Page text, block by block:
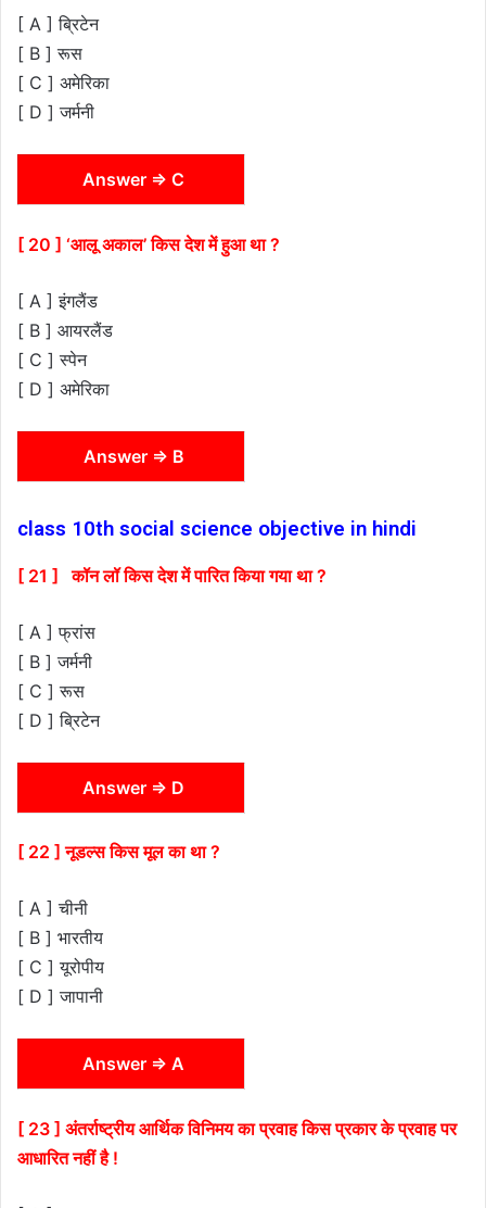
[ A ] ब्रिटेन
[ B ] रूस
[ C ] अमेरिका
[ D ] जर्मनी
Answer ⇒ C
[ 20 ] ‘आलू अकाल’ किस देश में हुआ था ?
[ A ] इंगलैंड
[ B ] आयरलैंड
[ C ] स्पेन
[ D ] अमेरिका
Answer ⇒ B
class 10th social science objective in hindi
[ 21 ] कॉन लॉ किस देश में पारित किया गया था ?
[ A ] फ्रांस
[ B ] जर्मनी
[ C ] रूस
[ D ] ब्रिटेन
Answer ⇒ D
[ 22 ] नूडल्स किस मूल का था ?
[ A ] चीनी
[ B ] भारतीय
[ C ] यूरोपीय
[ D ] जापानी
Answer ⇒ A
[ 23 ] अंतर्राष्ट्रीय आर्थिक विनिमय का प्रवाह किस प्रकार के प्रवाह पर
आधारित नहीं है !